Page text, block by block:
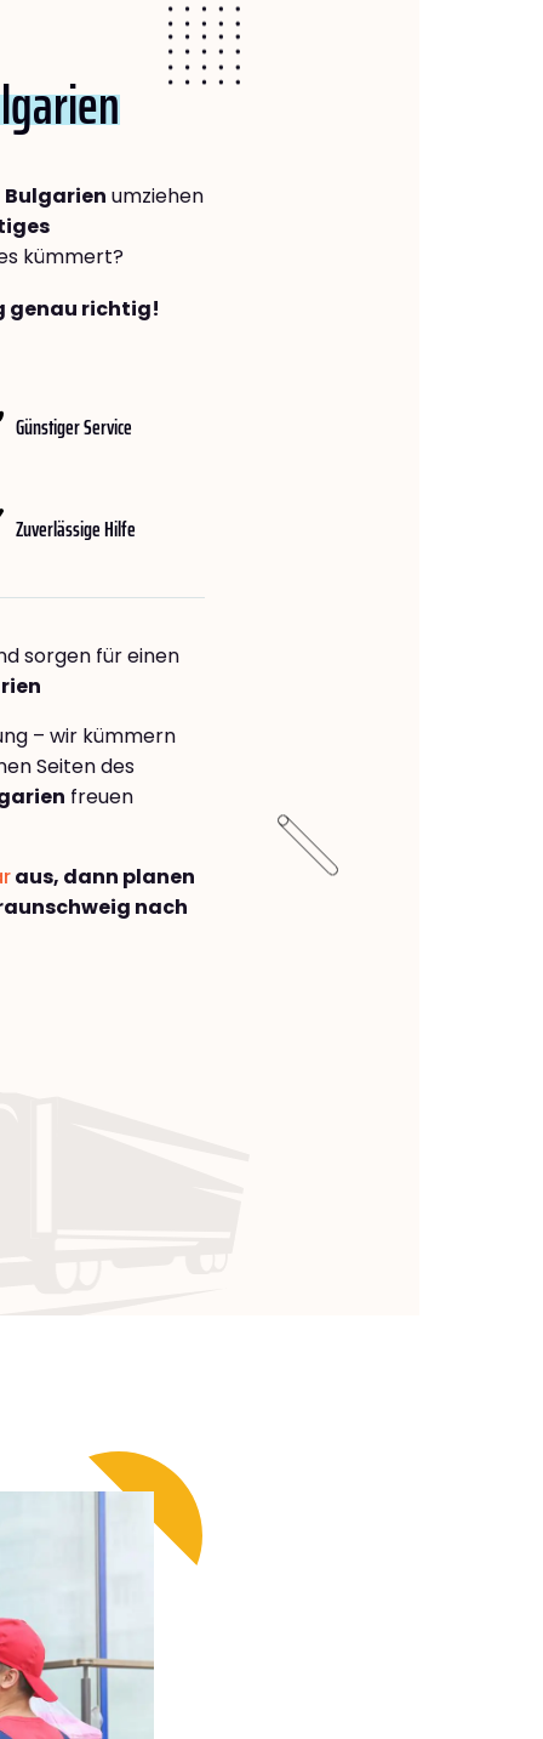
Bulgarien umziehen
kümmert?
genau richtig!
Günstiger Service
Zuverlässige Hilfe
sorgen für einen
– wir kümmern
Seiten des
freuen
aus, dann planen
nach